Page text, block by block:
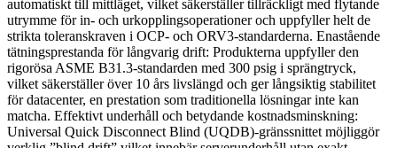
automatiskt till mittläget, vilket säkerställer tillräckligt med flytande
utrymme för in- och urkopplingsoperationer och uppfyller helt de
strikta toleranskraven i OCP- och ORV3-standarderna. Enastående
tätningsprestanda för långvarig drift: Produkterna uppfyller den
rigorösa ASME B31.3-standarden med 300 psig i sprängtryck,
vilket säkerställer över 10 års livslängd och ger långsiktig stabilitet
för datacenter, en prestation som traditionella lösningar inte kan
matcha. Effektivt underhåll och betydande kostnadsminskning:
Universal Quick Disconnect Blind (UQDB)-gränssnittet möjliggör